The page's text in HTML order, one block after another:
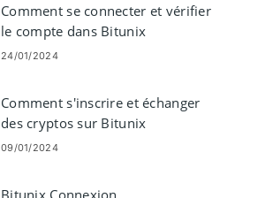
Comment se connecter et vérifier
le compte dans Bitunix
24/01/2024
Comment s'inscrire et échanger
des cryptos sur Bitunix
09/01/2024
Bitunix Connexion